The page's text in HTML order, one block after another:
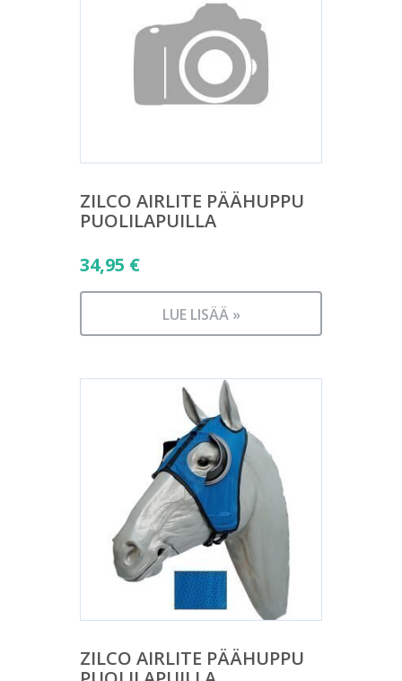
ZILCO AIRLITE PÄÄHUPPU
PUOLILAPUILLA
34,95 €
LUE LISÄÄ »
ZILCO AIRLITE PÄÄHUPPU